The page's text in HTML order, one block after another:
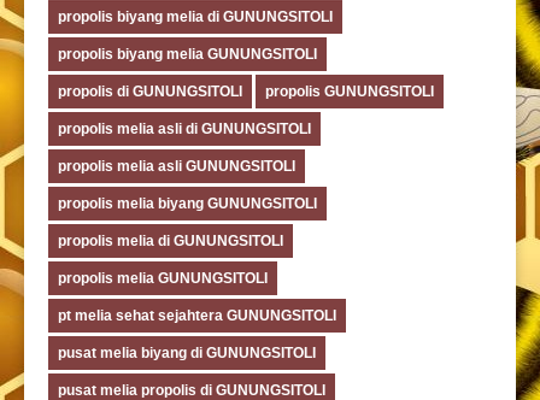
propolis biyang melia di GUNUNGSITOLI
propolis biyang melia GUNUNGSITOLI
propolis di GUNUNGSITOLI propolis GUNUNGSITOLI
propolis melia asli di GUNUNGSITOLI
propolis melia asli GUNUNGSITOLI
propolis melia biyang GUNUNGSITOLI
propolis melia di GUNUNGSITOLI
propolis melia GUNUNGSITOLI
pt melia sehat sejahtera GUNUNGSITOLI
pusat melia biyang di GUNUNGSITOLI
pusat melia propolis di GUNUNGSITOLI